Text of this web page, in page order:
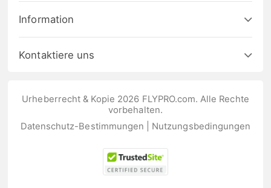
Information
Kontaktiere uns
Urheberrecht & Kopie 2026 FLYPRO.com. Alle Rechte
vorbehalten.
Datenschutz-Bestimmungen
Nutzungsbedingungen